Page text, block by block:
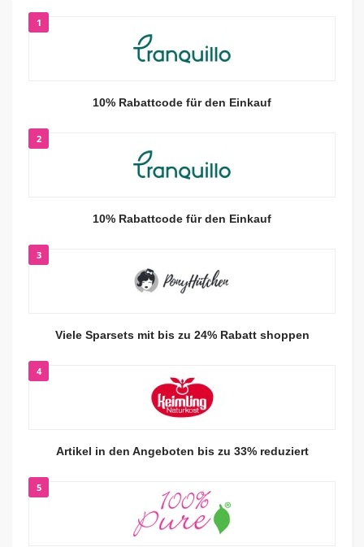
1
10% Rabattcode für den Einkauf
2
10% Rabattcode für den Einkauf
3
Viele Sparsets mit bis zu 24% Rabatt shoppen
4
Artikel in den Angeboten bis zu 33% reduziert
5